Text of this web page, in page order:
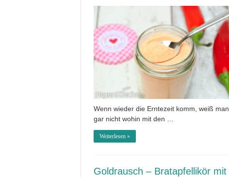
Wenn wieder die Erntezeit komm, weiß man
gar nicht wohin mit den …
Weiterlesen »
Goldrausch – Bratapfellikör mit